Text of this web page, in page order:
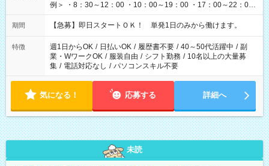
例＞ ・8：30～12：00 ・10：00～19：00 ・17：00～22：00
・13：00～22：00 ・22：00～翌6：00 など
期間 【急募】即日スタートＯＫ！ 単発1日のみから働けます。
特徴 週1日からOK / 日払いOK / 履歴書不要 / 40～50代活躍中 / 副
業・WワークOK / 服装自由 / シフト勤務 / 10名以上の大量募
集 / 電話対応なし / パソコンスキル不要
気になる！ 応募する 詳細へ
未読